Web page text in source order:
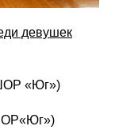
девушек
«Юг»)